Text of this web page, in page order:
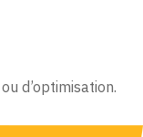
d’optimisation.